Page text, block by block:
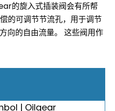
的旋入式插装阀会有所帮
的可调节节流孔，用于调节
向的自由流量。 这些阀用作